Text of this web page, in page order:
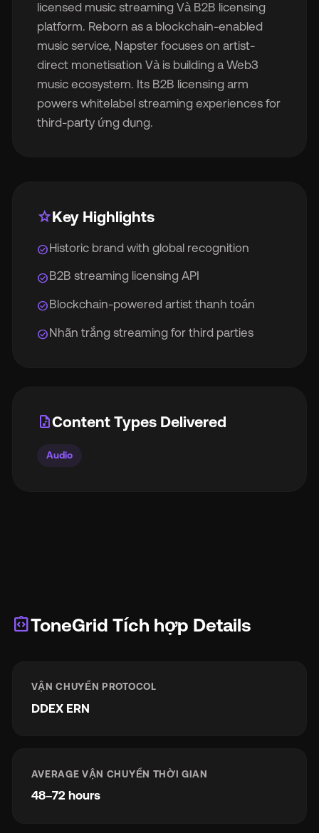
licensed music streaming Và B2B licensing
platform. Reborn as a blockchain-enabled
music service, Napster focuses on artist-
direct monetisation Và is building a Web3
music ecosystem. Its B2B licensing arm
powers whitelabel streaming experiences for
third-party ứng dụng.
starKey Highlights
check_circleHistoric brand with global recognition
check_circleB2B streaming licensing API
check_circleBlockchain-powered artist thanh toán
check_circleNhãn trắng streaming for third parties
audio_fileContent Types Delivered
Audio
integration_instructionsToneGrid Tích hợp Details
VẬN CHUYỂN PROTOCOL
DDEX ERN
AVERAGE VẬN CHUYỂN THỜI GIAN
48–72 hours